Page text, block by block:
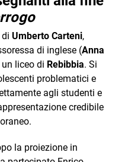
di Umberto Carteni,
di inglese (Anna
liceo di Rebibbia. Si
problematici e
agli studenti e
credibile
la proiezione in